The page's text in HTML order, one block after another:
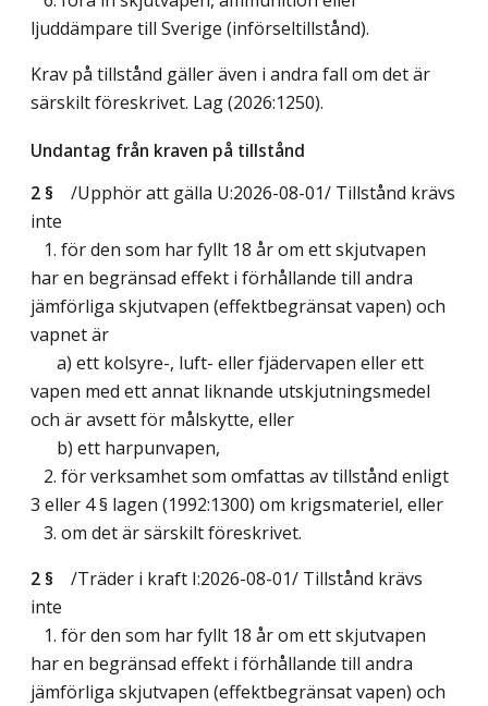
ljuddämpare till Sverige (införseltillstånd).
Krav på tillstånd gäller även i andra fall om det är
särskilt föreskrivet. Lag (2026:1250).
Undantag från kraven på tillstånd
2 §
/Upphör att gälla U:2026-08-01/ Tillstånd krävs
inte
1. för den som har fyllt 18 år om ett skjutvapen
har en begränsad effekt i förhållande till andra
jämförliga skjutvapen (effektbegränsat vapen) och
vapnet är
a) ett kolsyre-, luft- eller fjädervapen eller ett
vapen med ett annat liknande utskjutningsmedel
och är avsett för målskytte, eller
b) ett harpunvapen,
2. för verksamhet som omfattas av tillstånd enligt
3 eller 4 § lagen (1992:1300) om krigsmateriel, eller
3. om det är särskilt föreskrivet.
2 §
/Träder i kraft I:2026-08-01/ Tillstånd krävs
inte
1. för den som har fyllt 18 år om ett skjutvapen
har en begränsad effekt i förhållande till andra
jämförliga skjutvapen (effektbegränsat vapen) och